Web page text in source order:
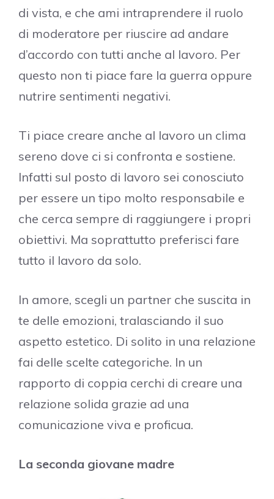
di vista, e che ami intraprendere il ruolo
di moderatore per riuscire ad andare
d’accordo con tutti anche al lavoro. Per
questo non ti piace fare la guerra oppure
nutrire sentimenti negativi.
Ti piace creare anche al lavoro un clima
sereno dove ci si confronta e sostiene.
Infatti sul posto di lavoro sei conosciuto
per essere un tipo molto responsabile e
che cerca sempre di raggiungere i propri
obiettivi. Ma soprattutto preferisci fare
tutto il lavoro da solo.
In amore, scegli un partner che suscita in
te delle emozioni, tralasciando il suo
aspetto estetico. Di solito in una relazione
fai delle scelte categoriche. In un
rapporto di coppia cerchi di creare una
relazione solida grazie ad una
comunicazione viva e proficua.
La seconda giovane madre